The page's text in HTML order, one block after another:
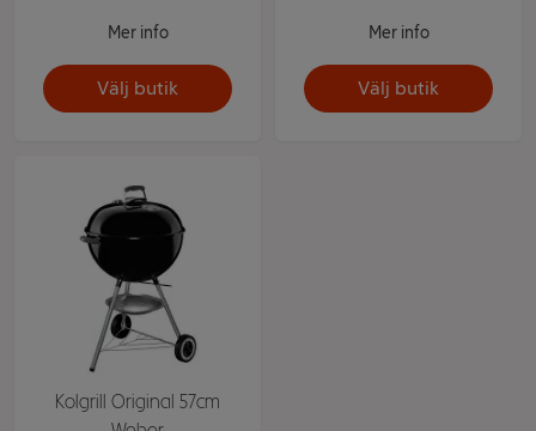
Mer info
Välj butik
Mer info
Välj butik
Kolgrill Original 57cm